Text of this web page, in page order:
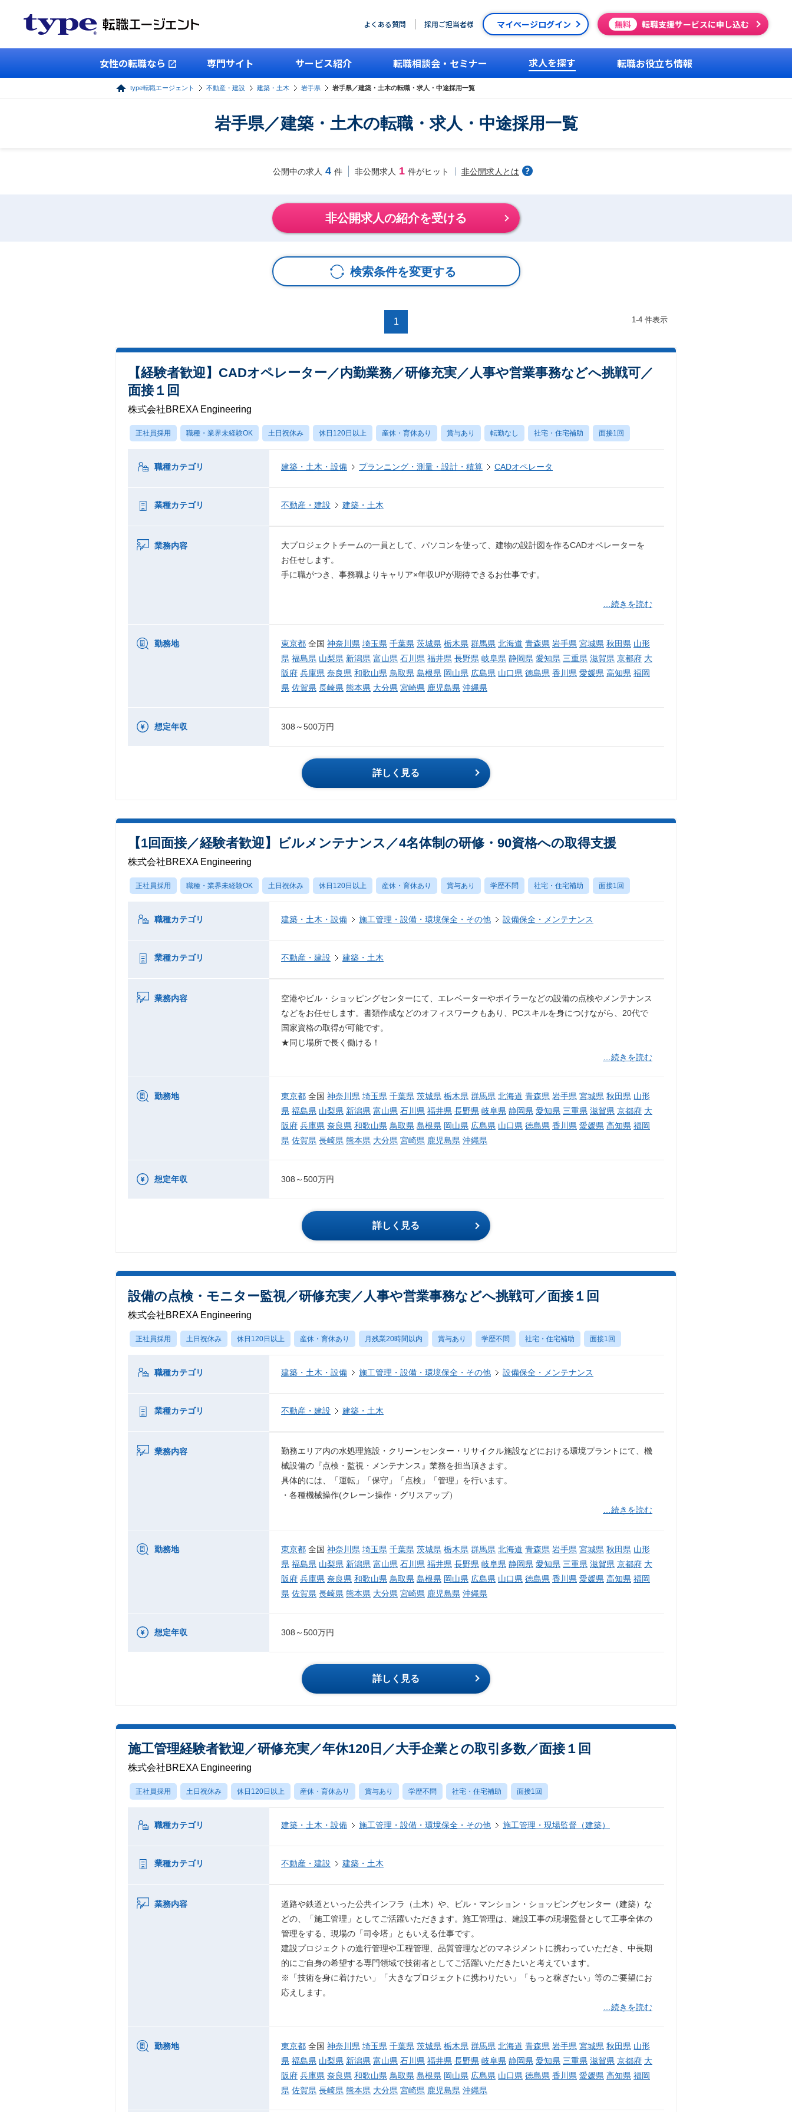
よくある質問 採用ご担当者様 マイページログイン 無料 転職支援サービスに申し込む
女性の転職なら 専門サイト サービス紹介 転職相談会・セミナー 求人を探す 転職お役立ち情報
type転職エージェント 不動産・建設 建築・土木 岩手県 岩手県／建築・土木の転職・求人・中途採用一覧
岩手県／建築・土木の転職・求人・中途採用一覧
公開中の求人 4 件 非公開求人 1 件がヒット 非公開求人とは
非公開求人の紹介を受ける
検索条件を変更する
1 1-4 件表示
【経験者歓迎】CADオペレーター／内勤業務／研修充実／人事や営業事務などへ挑戦可／
面接１回
株式会社BREXA Engineering
正社員採用 職種・業界未経験OK 土日祝休み 休日120日以上 産休・育休あり 賞与あり 転勤なし 社宅・住宅補助 面接1回
職種カテゴリ 建築・土木・設備 プランニング・測量・設計・積算 CADオペレータ
業種カテゴリ 不動産・建設 建築・土木
業務内容
大プロジェクトチームの一員として、パソコンを使って、建物の設計図を作るCADオペレーターを
お任せします。
手に職がつき、事務職よりキャリア×年収UPが期待できるお仕事です。
…続きを読む
勤務地 東京都 全国 神奈川県 埼玉県 千葉県 茨城県 栃木県 群馬県 北海道 青森県 岩手県 宮城県 秋田県 山形
県 福島県 山梨県 新潟県 富山県 石川県 福井県 長野県 岐阜県 静岡県 愛知県 三重県 滋賀県 京都府 大
阪府 兵庫県 奈良県 和歌山県 鳥取県 島根県 岡山県 広島県 山口県 徳島県 香川県 愛媛県 高知県 福岡
県 佐賀県 長崎県 熊本県 大分県 宮崎県 鹿児島県 沖縄県
想定年収 308～500万円
詳しく見る
【1回面接／経験者歓迎】ビルメンテナンス／4名体制の研修・90資格への取得支援
株式会社BREXA Engineering
正社員採用 職種・業界未経験OK 土日祝休み 休日120日以上 産休・育休あり 賞与あり 学歴不問 社宅・住宅補助 面接1回
職種カテゴリ 建築・土木・設備 施工管理・設備・環境保全・その他 設備保全・メンテナンス
業種カテゴリ 不動産・建設 建築・土木
業務内容
空港やビル・ショッピングセンターにて、エレベーターやボイラーなどの設備の点検やメンテナンス
などをお任せします。書類作成などのオフィスワークもあり、PCスキルを身につけながら、20代で
国家資格の取得が可能です。
★同じ場所で長く働ける！
…続きを読む
勤務地 東京都 全国 神奈川県 埼玉県 千葉県 茨城県 栃木県 群馬県 北海道 青森県 岩手県 宮城県 秋田県 山形
県 福島県 山梨県 新潟県 富山県 石川県 福井県 長野県 岐阜県 静岡県 愛知県 三重県 滋賀県 京都府 大
阪府 兵庫県 奈良県 和歌山県 鳥取県 島根県 岡山県 広島県 山口県 徳島県 香川県 愛媛県 高知県 福岡
県 佐賀県 長崎県 熊本県 大分県 宮崎県 鹿児島県 沖縄県
想定年収 308～500万円
詳しく見る
設備の点検・モニター監視／研修充実／人事や営業事務などへ挑戦可／面接１回
株式会社BREXA Engineering
正社員採用 土日祝休み 休日120日以上 産休・育休あり 月残業20時間以内 賞与あり 学歴不問 社宅・住宅補助 面接1回
職種カテゴリ 建築・土木・設備 施工管理・設備・環境保全・その他 設備保全・メンテナンス
業種カテゴリ 不動産・建設 建築・土木
業務内容
勤務エリア内の水処理施設・クリーンセンター・リサイクル施設などにおける環境プラントにて、機
械設備の『点検・監視・メンテナンス』業務を担当頂きます。
具体的には、「運転」「保守」「点検」「管理」を行います。
・各種機械操作(クレーン操作・グリスアップ）
…続きを読む
勤務地 東京都 全国 神奈川県 埼玉県 千葉県 茨城県 栃木県 群馬県 北海道 青森県 岩手県 宮城県 秋田県 山形
県 福島県 山梨県 新潟県 富山県 石川県 福井県 長野県 岐阜県 静岡県 愛知県 三重県 滋賀県 京都府 大
阪府 兵庫県 奈良県 和歌山県 鳥取県 島根県 岡山県 広島県 山口県 徳島県 香川県 愛媛県 高知県 福岡
県 佐賀県 長崎県 熊本県 大分県 宮崎県 鹿児島県 沖縄県
想定年収 308～500万円
詳しく見る
施工管理経験者歓迎／研修充実／年休120日／大手企業との取引多数／面接１回
株式会社BREXA Engineering
正社員採用 土日祝休み 休日120日以上 産休・育休あり 賞与あり 学歴不問 社宅・住宅補助 面接1回
職種カテゴリ 建築・土木・設備 施工管理・設備・環境保全・その他 施工管理・現場監督（建築）
業種カテゴリ 不動産・建設 建築・土木
業務内容
道路や鉄道といった公共インフラ（土木）や、ビル・マンション・ショッピングセンター（建築）な
どの、「施工管理」としてご活躍いただきます。施工管理は、建設工事の現場監督として工事全体の
管理をする、現場の「司令塔」ともいえる仕事です。
建設プロジェクトの進行管理や工程管理、品質管理などのマネジメントに携わっていただき、中長期
的にご自身の希望する専門領域で技術者としてご活躍いただきたいと考えています。
※「技術を身に着けたい」「大きなプロジェクトに携わりたい」「もっと稼ぎたい」等のご要望にお
応えします。
…続きを読む
勤務地 東京都 全国 神奈川県 埼玉県 千葉県 茨城県 栃木県 群馬県 北海道 青森県 岩手県 宮城県 秋田県 山形
県 福島県 山梨県 新潟県 富山県 石川県 福井県 長野県 岐阜県 静岡県 愛知県 三重県 滋賀県 京都府 大
阪府 兵庫県 奈良県 和歌山県 鳥取県 島根県 岡山県 広島県 山口県 徳島県 香川県 愛媛県 高知県 福岡
県 佐賀県 長崎県 熊本県 大分県 宮崎県 鹿児島県 沖縄県